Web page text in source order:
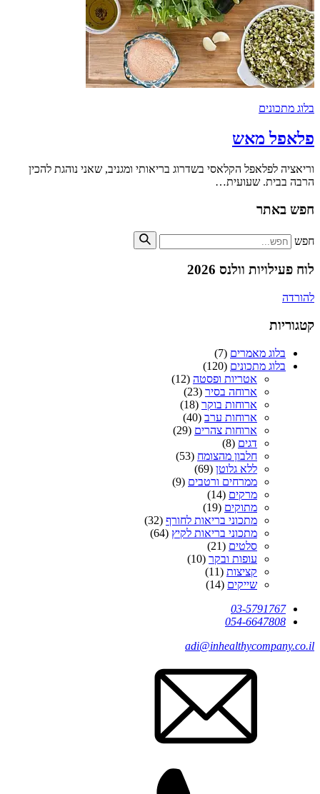
בלוג מתכונים
פלאפל מאש
וריאציה לפלאפל הקלאסי בשדרוג בריאותי ומגניב, שאני נוהגת להכין
הרבה בבית. שעועית…
חפש באתר
חפש
לוח פעילויות וולנס 2026
להורדה
קטגוריות
בלוג מאמרים (7)
בלוג מתכונים (120)
אטריות ופסטה (12)
ארוחה בסיר (23)
ארוחות בוקר (18)
ארוחות ערב (40)
ארוחות צהרים (29)
דגים (8)
חלבון מהצומח (53)
ללא גלוטן (69)
ממרחים ורטבים (9)
מרקים (14)
מתוקים (19)
מתכוני בריאות לחורף (32)
מתכוני בריאות לקיץ (64)
סלטים (21)
עופות ובקר (10)
קציצות (11)
שייקים (14)
03-5791767
054-6647808
adi@inhealthycompany.co.il